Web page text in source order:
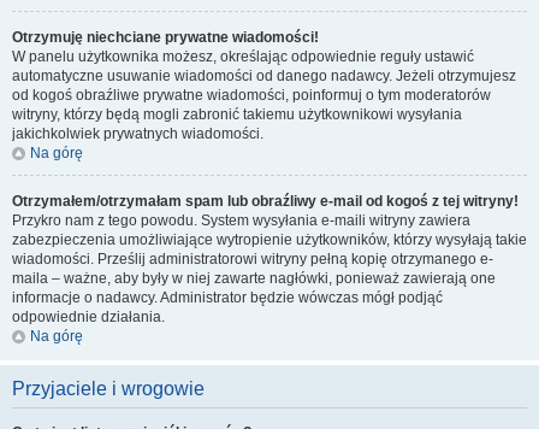
Otrzymuję niechciane prywatne wiadomości!
W panelu użytkownika możesz, określając odpowiednie reguły ustawić
automatyczne usuwanie wiadomości od danego nadawcy. Jeżeli otrzymujesz
od kogoś obraźliwe prywatne wiadomości, poinformuj o tym moderatorów
witryny, którzy będą mogli zabronić takiemu użytkownikowi wysyłania
jakichkolwiek prywatnych wiadomości.
Na górę
Otrzymałem/otrzymałam spam lub obraźliwy e-mail od kogoś z tej witryny!
Przykro nam z tego powodu. System wysyłania e-maili witryny zawiera
zabezpieczenia umożliwiające wytropienie użytkowników, którzy wysyłają takie
wiadomości. Prześlij administratorowi witryny pełną kopię otrzymanego e-
maila – ważne, aby były w niej zawarte nagłówki, ponieważ zawierają one
informacje o nadawcy. Administrator będzie wówczas mógł podjąć
odpowiednie działania.
Na górę
Przyjaciele i wrogowie